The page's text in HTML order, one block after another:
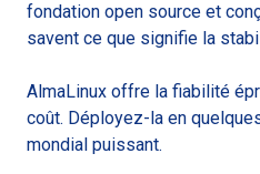
fondation open source et
savent ce que signifie la
AlmaLinux offre la fiabilité
coût. Déployez-la en
mondial puissant.